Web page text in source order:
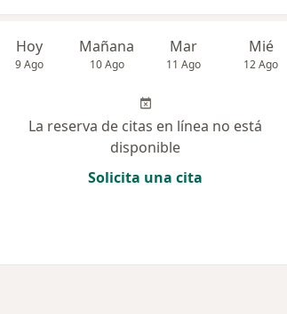
Hoy
9 Ago
Mañana
10 Ago
Mar
11 Ago
Mié
12 Ago
La reserva de citas en línea no está
disponible
Solicita una cita